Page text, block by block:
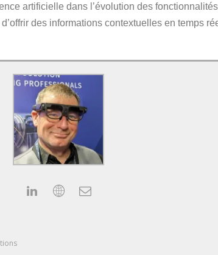
artificielle dans l’évolution des
des informations contextuelles en temps